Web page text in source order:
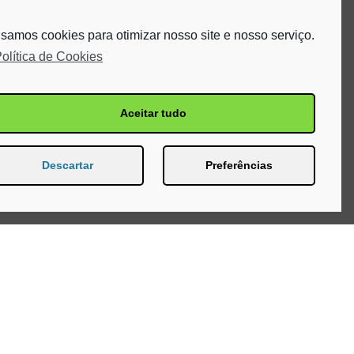
cookies para otimizar nosso site e nosso serviço.
de Cookies
Aceitar tudo
Descartar Preferências